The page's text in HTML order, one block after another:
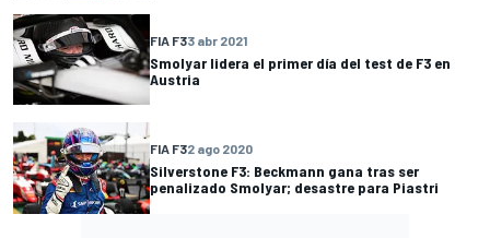
FIA F33 abr 2021
Smolyar lidera el primer día del test de F3 en
Austria
FIA F32 ago 2020
Silverstone F3: Beckmann gana tras ser
penalizado Smolyar; desastre para Piastri